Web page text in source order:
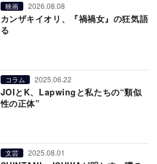
映画 2026.08.08
カンザキイオリ、『禍禍女』の狂気語
る
コラム 2025.06.22
JOIとK、Lapwingと私たちの“類似
性の正体”
文芸 2025.08.01